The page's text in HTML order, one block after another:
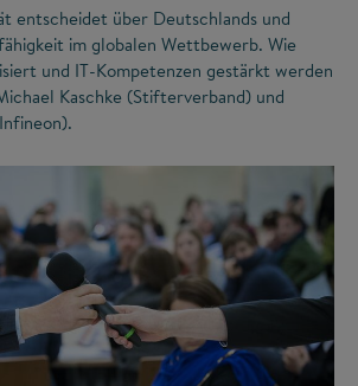
entscheidet über Deutschlands und
im globalen Wettbewerb. Wie
und IT-Kompetenzen gestärkt werden
Kaschke (Stifterverband) und